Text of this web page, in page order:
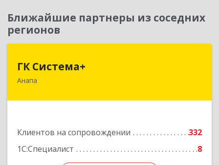
Ближайшие партнеры из соседних
регионов
ГК Система+
Анапа
Клиентов на сопровождении
332
1С:Специалист
8
353450, Краснодарский край, Анапский р-н,
Подробнее